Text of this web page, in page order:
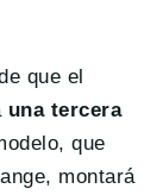
que el
una tercera
que
montará